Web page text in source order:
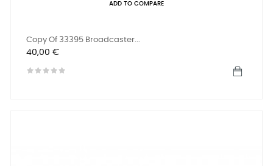
ADD TO COMPARE
Copy Of 33395 Broadcaster...
Precio
40,00 €